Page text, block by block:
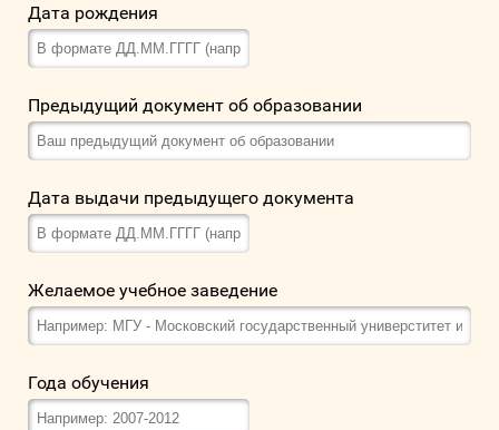
Дата рождения
Предыдущий документ об образовании
Дата выдачи предыдущего документа
Желаемое учебное заведение
Года обучения